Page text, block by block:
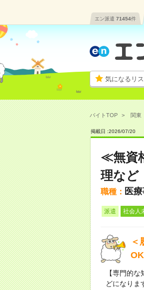
エン派遣 71454件
気になるリス
バイトTOP 関東
掲載日 :2026/07/20
≪無資
理など
職種： 医
派遣 社会人
＜
OK
【専門的
どになりま